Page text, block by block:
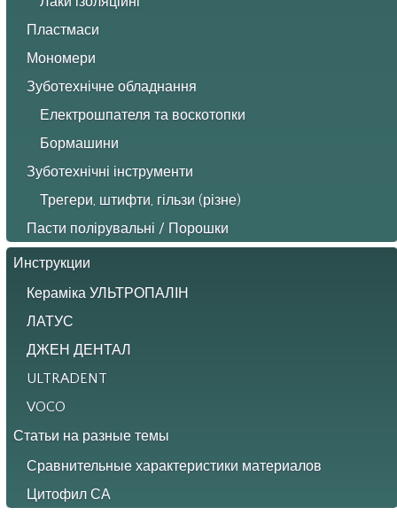
Пластмаси
Мономери
Зуботехнічне обладнання
Електрошпателя та воскотопки
Бормашини
Зуботехнічні інструменти
Трегери, штифти, гільзи (різне)
Пасти полірувальні / Порошки
Инструкции
Кераміка УЛЬТРОПАЛІН
ЛАТУС
ДЖЕН ДЕНТАЛ
ULTRADENT
VOCO
Статьи на разные темы
Сравнительные характеристики материалов
Цитофил СА